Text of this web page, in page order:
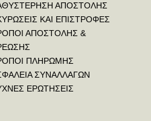
ΑΠΟΣΤΟΛΗΣ
ΚΑΙ ΕΠΙΣΤΡΟΦΕΣ
ΑΠΟΣΤΟΛΗΣ &
ΠΛΗΡΩΜΗΣ
ΣΥΝΑΛΛΑΓΩΝ
ΕΡΩΤΗΣΕΙΣ